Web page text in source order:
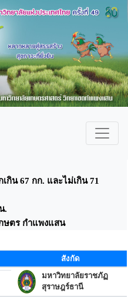
กิน 67 กก. และไม่เกิน 71
.
ษตร กำแพงแสน
สังกัด
มหาวิทยาลัยราชภัฏ
สุราษฎร์ธานี